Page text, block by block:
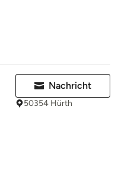
Nachricht
50354 Hürth